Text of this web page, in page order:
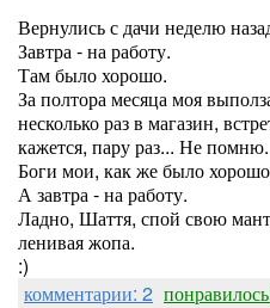
Вернулись с дачи неделю
Завтра - на работу.
Там было хорошо.
За полтора месяца моя
несколько раз в магазин,
кажется, пару раз... Не помню.
Боги мои, как же было
А завтра - на работу.
Ладно, Шаття, спой свою
ленивая жопа.
:)
комментарии: 2